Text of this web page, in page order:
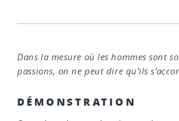
Dans la mesure où les hommes sont
passions, on ne peut dire qu’ils
DÉMONSTRATION